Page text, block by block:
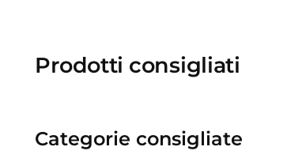
Prodotti consigliati
Categorie consigliate